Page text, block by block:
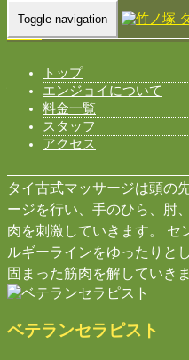
Toggle navigation
トップ
エンジョイについて
料金一覧
スタッフ
アクセス
Home-Our…
竹ノ塚 タイ古式マ
頭の先からつま先まで
タイ古式マッサージは頭の
ージを行い、手のひら、肘
肉を刺激していきます。 セ
ルギーラインをゆったりと
固まった筋肉を解していきま
ベテランセラピスト